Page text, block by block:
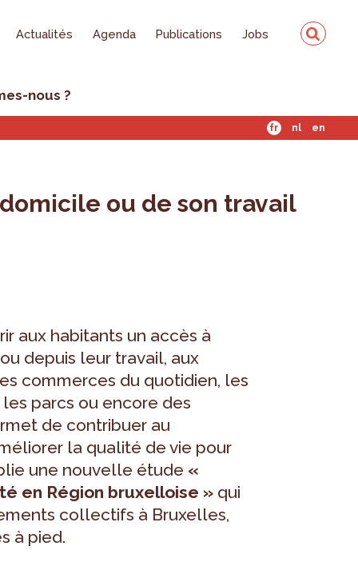
Actualités Agenda Publications Jobs
nous ?
fr nl en
ou de son travail
aux habitants un accès à
depuis leur travail, aux
commerces du quotidien, les
parcs ou encore des
de contribuer au
la qualité de vie pour
une nouvelle étude «
en Région bruxelloise » qui
collectifs à Bruxelles,
à pied.